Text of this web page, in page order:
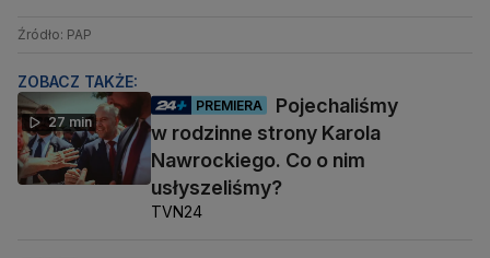
Źródło: PAP
ZOBACZ TAKŻE:
27 min
PREMIERA
Pojechaliśmy
w rodzinne strony Karola
Nawrockiego. Co o nim
usłyszeliśmy?
TVN24